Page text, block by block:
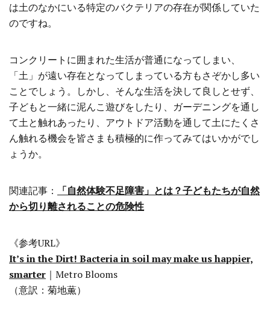
は土のなかにいる特定のバクテリアの存在が関係していた
のですね。
コンクリートに囲まれた生活が普通になってしまい、
「土」が遠い存在となってしまっている方もさぞかし多い
ことでしょう。しかし、そんな生活を決して良しとせず、
子どもと一緒に泥んこ遊びをしたり、ガーデニングを通し
て土と触れあったり、アウトドア活動を通して土にたくさ
ん触れる機会を皆さまも積極的に作ってみてはいかがでし
ょうか。
関連記事：
「自然体験不足障害」とは？子どもたちが自然
から切り離されることの危険性
《参考URL》
It’s in the Dirt! Bacteria in soil may make us happier,
smarter ｜Metro Blooms
（意訳：菊地薫）